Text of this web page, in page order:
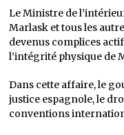
Le Ministre de
Marlask et tous les
devenus complices
l’intégrité physique de
Dans cette affaire, le
justice espagnole, le
conventions